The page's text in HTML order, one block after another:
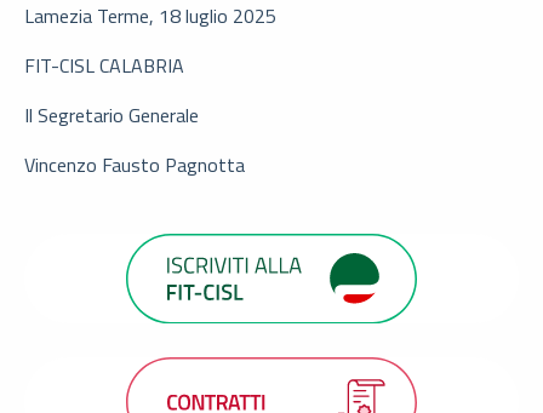
Lamezia Terme, 18 luglio 2025
FIT-CISL CALABRIA
Il Segretario Generale
Vincenzo Fausto Pagnotta